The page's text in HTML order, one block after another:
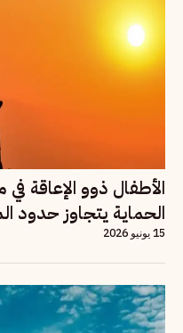
الأطفال ذوو الإعاقة
الحماية يتجاوز حدود
15 يونيو 2026